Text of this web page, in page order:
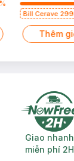
%
Bill Cerave
Thêm
hàng Giao
Giao nhanh
miễn phí 2H